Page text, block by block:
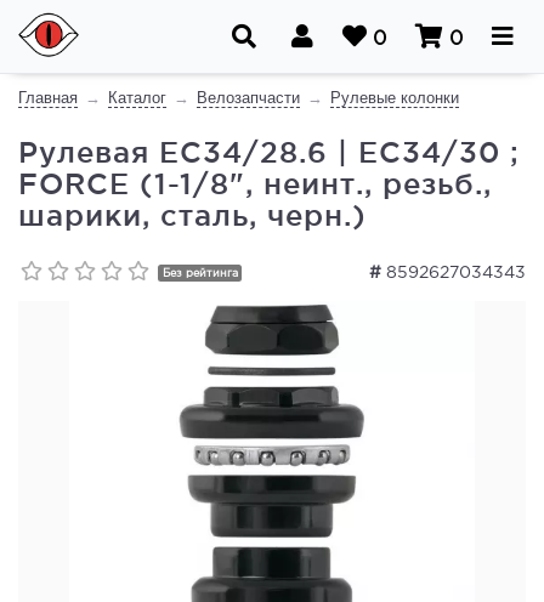
0 0
Главная Каталог Велозапчасти Рулевые колонки
Рулевая ЕС34/28.6 | EC34/30 ;
FORCE (1-1/8", неинт., резьб.,
шарики, сталь, черн.)
# 8592627034343
Без рейтинга